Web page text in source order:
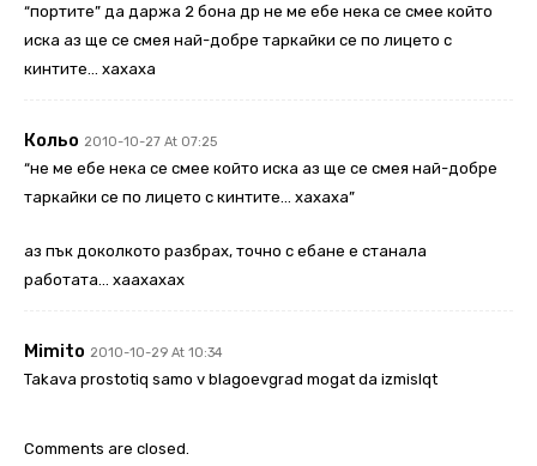
“портите” да даржа 2 бона др не ме ебе нека се смее който
иска аз ще се смея най-добре таркайки се по лицето с
кинтите… хахаха
Кольо 2010-10-27 At 07:25
“не ме ебе нека се смее който иска аз ще се смея най-добре
таркайки се по лицето с кинтите… хахаха”
аз пък доколкото разбрах, точно с ебане е станала
работата… хаахахах
Mimito 2010-10-29 At 10:34
Takava prostotiq samo v blagoevgrad mogat da izmislqt
Comments are closed.